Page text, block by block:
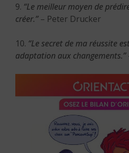
9. “Le meilleur moyen de
créer.”– Peter Drucker
10. “Le secret de ma réussite
adaptation aux changements.”